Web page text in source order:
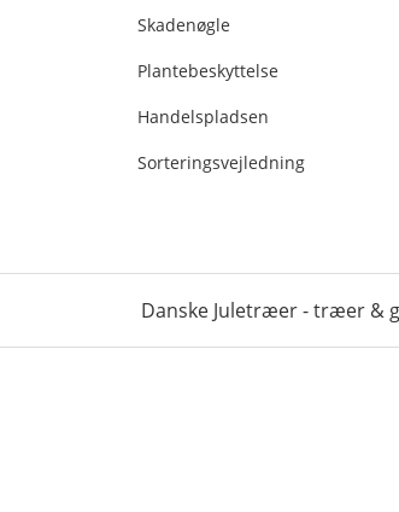
Skadenøgle
Plantebeskyttelse
Handelspladsen
Sorteringsvejledning
Danske Juletræer - træer &